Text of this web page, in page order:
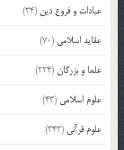
عبادات و فروع دین (34)
عقاید اسلامی (70)
علما و بزرگان(224)
علوم اسلامی (43)
علوم قرآنی (343)